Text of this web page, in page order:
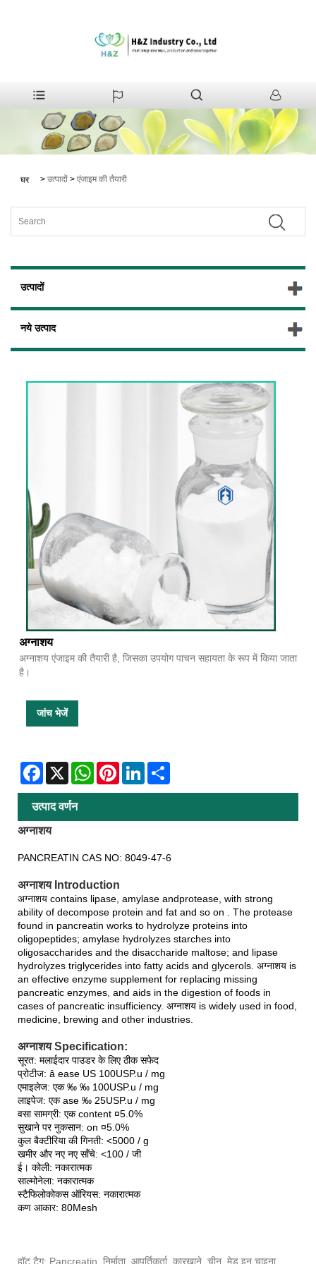
घर > उत्पादों > एंजाइम की तैयारी
उत्पादों
नये उत्पाद
अग्नाशय
अग्नाशय एंजाइम की तैयारी है, जिसका उपयोग पाचन सहायता के रूप में किया जाता
है।
जांच भेजें
Facebook
X WhatsAppPinterestLinkedIn
उत्पाद वर्णन
अग्नाशय
PANCREATIN CAS NO: 8049-47-6
अग्नाशय Introduction
अग्नाशय contains lipase, amylase andprotease, with strong
ability of decompose protein and fat and so on . The protease
found in pancreatin works to hydrolyze proteins into
oligopeptides; amylase hydrolyzes starches into
oligosaccharides and the disaccharide maltose; and lipase
hydrolyzes triglycerides into fatty acids and glycerols. अग्नाशय is
an effective enzyme supplement for replacing missing
pancreatic enzymes, and aids in the digestion of foods in
cases of pancreatic insufficiency. अग्नाशय is widely used in food,
medicine, brewing and other industries.
अग्नाशय Specification:
सूरत: मलाईदार पाउडर के लिए ठीक सफेद
प्रोटीज: â ease US 100USP.u / mg
एमाइलेज: एक ‰ ‰ 100USP.u / mg
लाइपेज: एक ase ‰ 25USP.u / mg
वसा सामग्री: एक content ¤5.0%
सुखाने पर नुकसान: on ¤5.0%
कुल बैक्टीरिया की गिनती: <5000 / g
खमीर और नए नए साँचे: <100 / जी
ई। कोली: नकारात्मक
साल्मोनेला: नकारात्मक
स्टैफिलोकोकस ऑरियस: नकारात्मक
कण आकार: 80Mesh
हॉट टैग: Pancreatin, निर्माता, आपूर्तिकर्ता, कारखाने, चीन, मेड इन चाइना,